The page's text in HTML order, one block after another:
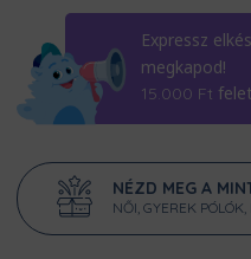
Expressz
megkapod!
15.000 Ft
NÉZD MEG A
NŐI, GYEREK